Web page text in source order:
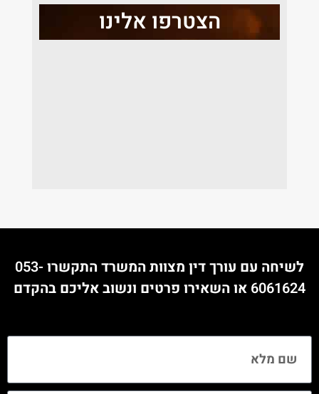
הצטרפו אלינו
לשיחה עם עורך דין מצוות המשרד התקשרו053-
6061624 או השאירו פרטים ונשוב אליכם בהקדם